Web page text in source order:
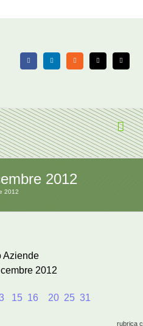
FacebookLinkedIn Rss X Email
2012
2012
Aziende
2012
15 16 20 25 31
rubrica